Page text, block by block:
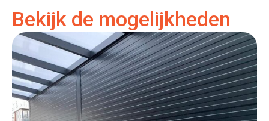
Bekijk de mogelijkheden